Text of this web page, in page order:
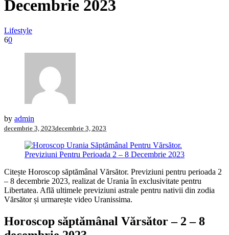
Decembrie 2023
Lifestyle
60
by admin
decembrie 3, 2023decembrie 3, 2023
Citește Horoscop săptămânal Vărsător. Previziuni pentru perioada 2
– 8 decembrie 2023, realizat de Urania în exclusivitate pentru
Libertatea. Află ultimele previziuni astrale pentru nativii din zodia
Vărsător și urmarește video Uranissima.
Horoscop săptămânal Vărsător – 2 – 8